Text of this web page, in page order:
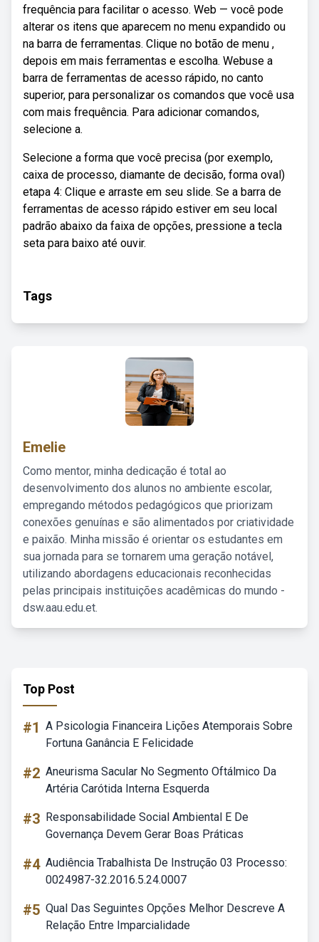
frequência para facilitar o acesso. Web — você pode
alterar os itens que aparecem no menu expandido ou
na barra de ferramentas. Clique no botão de menu ,
depois em mais ferramentas e escolha. Webuse a
barra de ferramentas de acesso rápido, no canto
superior, para personalizar os comandos que você usa
com mais frequência. Para adicionar comandos,
selecione a.
Selecione a forma que você precisa (por exemplo,
caixa de processo, diamante de decisão, forma oval)
etapa 4: Clique e arraste em seu slide. Se a barra de
ferramentas de acesso rápido estiver em seu local
padrão abaixo da faixa de opções, pressione a tecla
seta para baixo até ouvir.
Tags
Emelie
Como mentor, minha dedicação é total ao
desenvolvimento dos alunos no ambiente escolar,
empregando métodos pedagógicos que priorizam
conexões genuínas e são alimentados por criatividade
e paixão. Minha missão é orientar os estudantes em
sua jornada para se tornarem uma geração notável,
utilizando abordagens educacionais reconhecidas
pelas principais instituições acadêmicas do mundo -
dsw.aau.edu.et.
Top Post
#1 A Psicologia Financeira Lições Atemporais Sobre
Fortuna Ganância E Felicidade
#2 Aneurisma Sacular No Segmento Oftálmico Da
Artéria Carótida Interna Esquerda
#3 Responsabilidade Social Ambiental E De
Governança Devem Gerar Boas Práticas
#4 Audiência Trabalhista De Instrução 03 Processo:
0024987-32.2016.5.24.0007
#5 Qual Das Seguintes Opções Melhor Descreve A
Relação Entre Imparcialidade